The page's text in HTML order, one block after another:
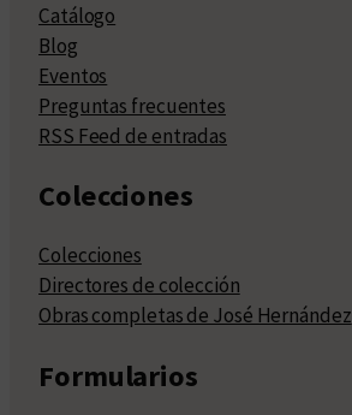
Catálogo
Blog
Eventos
Preguntas frecuentes
RSS Feed de entradas
Colecciones
Colecciones
Directores de colección
Obras completas de José Hernández
Formularios